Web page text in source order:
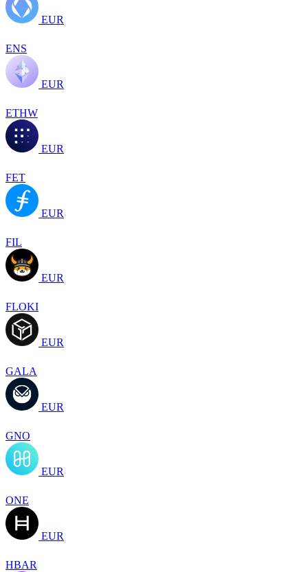
EUR
ENS
EUR
ETHW
EUR
FET
EUR
FIL
EUR
FLOKI
EUR
GALA
EUR
GNO
EUR
ONE
EUR
HBAR